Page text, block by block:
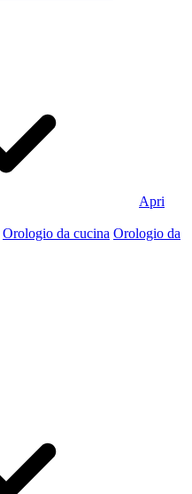
Apri
Orologio da cucina Orologio da